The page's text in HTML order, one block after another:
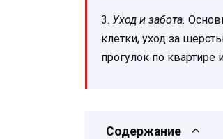
3. Уход и забота.
клетки, уход за
прогулок по
Содержание